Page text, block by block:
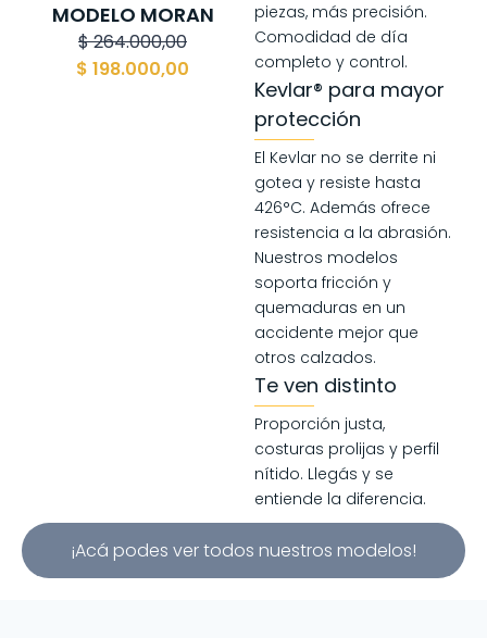
MODELO MORAN
$264.000,00
$ 198.000,00
piezas, más precisión.
Comodidad de día
completo y control.
Kevlar® para mayor
protección
El Kevlar no se derrite ni
gotea y resiste hasta
426°C. Además ofrece
resistencia a la abrasión.
Nuestros modelos
soporta fricción y
quemaduras en un
accidente mejor que
otros calzados.
Te ven distinto
Proporción justa,
costuras prolijas y perfil
nítido. Llegás y se
entiende la diferencia.
¡Acá podes ver todos nuestros modelos!